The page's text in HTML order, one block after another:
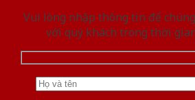
Vui lòng nhập thông tin để
với quý khách trong thời